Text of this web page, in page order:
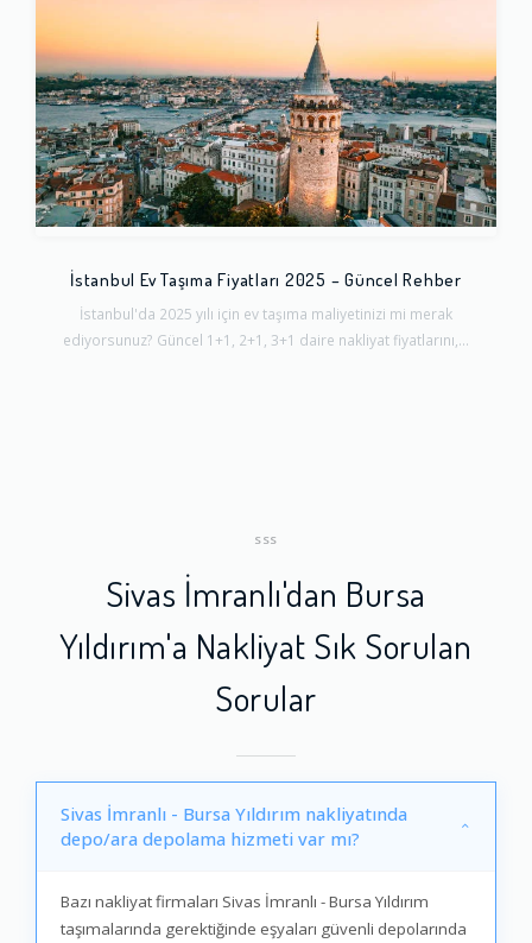
İstanbul Ev Taşıma Fiyatları 2025 – Güncel Rehber
İstanbul'da 2025 yılı için ev taşıma maliyetinizi mi merak
ediyorsunuz? Güncel 1+1, 2+1, 3+1 daire nakliyat fiyatlarını,...
SSS
Sivas İmranlı'dan Bursa
Yıldırım'a Nakliyat Sık Sorulan
Sorular
Sivas İmranlı - Bursa Yıldırım nakliyatında
depo/ara depolama hizmeti var mı?
Bazı nakliyat firmaları Sivas İmranlı - Bursa Yıldırım
taşımalarında gerektiğinde eşyaları güvenli depolarında